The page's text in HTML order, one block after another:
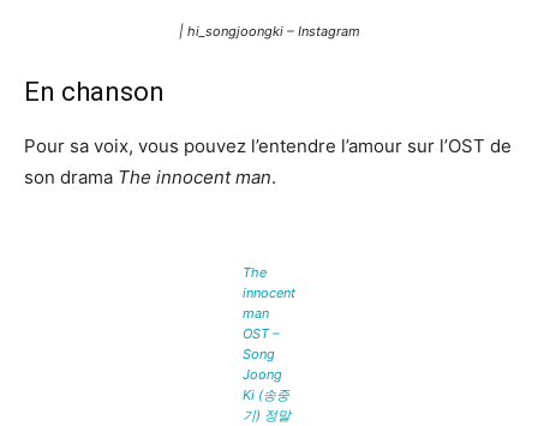
| hi_songjoongki – Instagram
En chanson
Pour sa voix, vous pouvez l’entendre l’amour sur l’OST de
son drama The innocent man.
The
innocent
man
OST –
Song
Joong
Ki (송중
기) 정말